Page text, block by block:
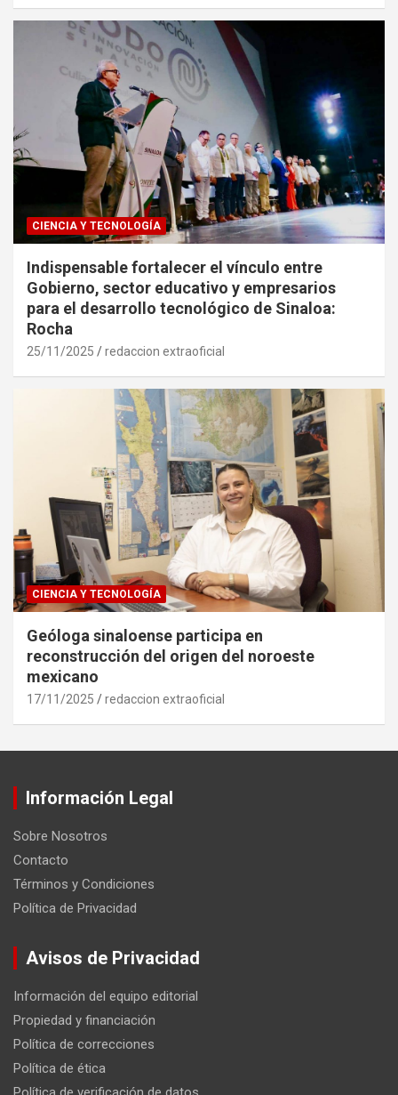
CIENCIA Y TECNOLOGÍA
Indispensable fortalecer el vínculo entre
Gobierno, sector educativo y empresarios
para el desarrollo tecnológico de Sinaloa:
Rocha
25/11/2025 redaccion extraoficial
CIENCIA Y TECNOLOGÍA
Geóloga sinaloense participa en
reconstrucción del origen del noroeste
mexicano
17/11/2025 redaccion extraoficial
Información Legal
Sobre Nosotros
Contacto
Términos y Condiciones
Política de Privacidad
Avisos de Privacidad
Información del equipo editorial
Propiedad y financiación
Política de correcciones
Política de ética